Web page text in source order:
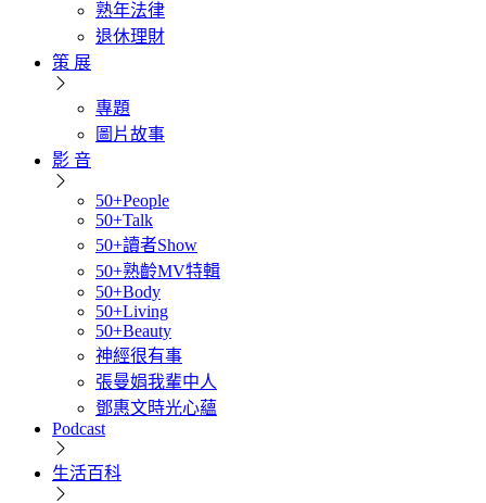
熟年法律
退休理財
策 展
專題
圖片故事
影 音
50+People
50+Talk
50+讀者Show
50+熟齡MV特輯
50+Body
50+Living
50+Beauty
神經很有事
張曼娟我輩中人
鄧惠文時光心蘊
Podcast
生活百科